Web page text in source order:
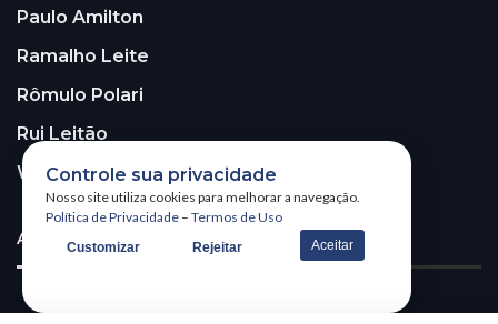
Paulo Amilton
Ramalho Leite
Rômulo Polari
Rui Leitão
Walter Santos
ASSINE A NOSSA NEWSLETTER!
Controle sua privacidade
Nosso site utiliza cookies para melhorar a navegação.
Política de Privacidade – Termos de Uso
Customizar Rejeitar Aceitar